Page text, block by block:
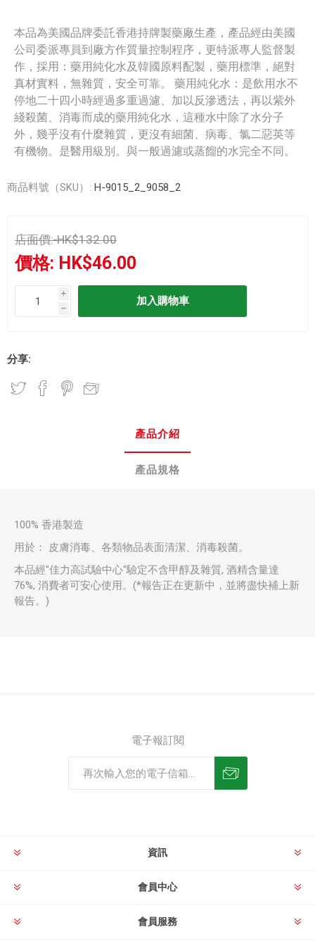
本品為美國品牌委託香港持牌製藥廠生產，產品經由美國
公司委派專員到廠方作質量控制程序，更特派專人監督製
作，採用：藥用純化水及韓國原料配製，藥用標準，絕對
真材實料，無雜質，安全可靠。 藥用純化水：是飲用水不
停地二十四小時經過多重過濾、加以反滲透法，再以紫外
綫殺菌、消毒而成的藥用純化水，這種水中除了水分子
外，幾乎沒有什麼雜質，更沒有細菌、病毒、氯二惡英等
有機物。是醫用級別。與一般過濾或蒸餾的水完全不同。
商品料號（SKU）: H-9015_2_9058_2
店面價: HK$132.00
價格: HK$46.00
i
h
分享:
產品介紹
產品規格
100% 香港製造
用於： 皮膚消毒、各類物品表面清潔、消毒殺菌。
本品經"佳力高試驗中心"驗定不含甲醇及雜質, 酒精含量達
76%, 消費者可安心使用。(*報告正在更新中，並將盡快補上新
報告。)
電子報訂閱
資訊
會員中心
會員服務